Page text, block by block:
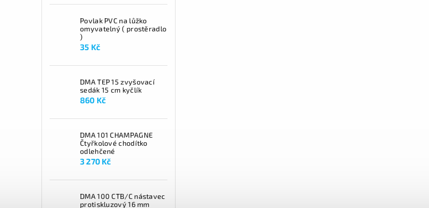
Povlak PVC na lůžko
omyvatelný ( prostěradlo
)
35 Kč
DMA TEP 15 zvyšovací
sedák 15 cm kyčlík
860 Kč
DMA 101 CHAMPAGNE
Čtyřkolové chodítko
odlehčené
3 270 Kč
DMA 100 CTB/C nástavec
protiskluzový 16 mm